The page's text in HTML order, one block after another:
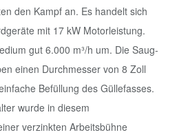
den Kampf an. Es handelt sich
mit 17 kW Motorleistung.
gut 6.000 m³/h um. Die Saug-
einen Durchmesser von 8 Zoll
Befüllung des Güllefasses.
wurde in diesem
verzinkten Arbeitsbühne